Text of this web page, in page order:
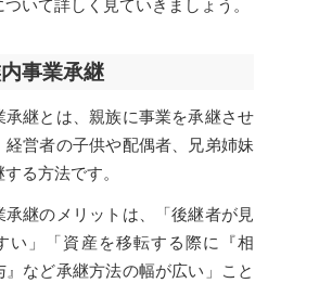
いて詳しく見ていきましょう。
事業承継
承継とは、親族に事業を承継させ
経営者の子供や配偶者、兄弟姉妹
る方法です。
承継のメリットは、「後継者が見
い」「資産を移転する際に『相
』など承継方法の幅が広い」こと